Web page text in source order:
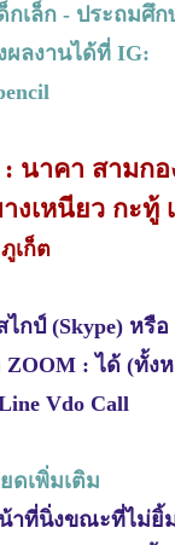
กเล็ก - ประถมศึ
ผลงานได้ที่ IG:
นาคา สามกอ
งเหนียว กะทู้
เก็ต
กป์ (Skype) หรือ
ZOOM : ได้ (ทั้ง
Vdo Call
ดเพิ่มเติม
าที่นิ่งขณะที่ไม่ยิ้